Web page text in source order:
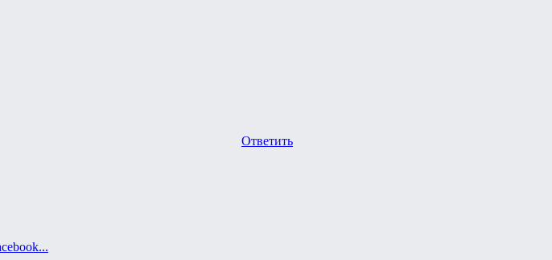
Ответить